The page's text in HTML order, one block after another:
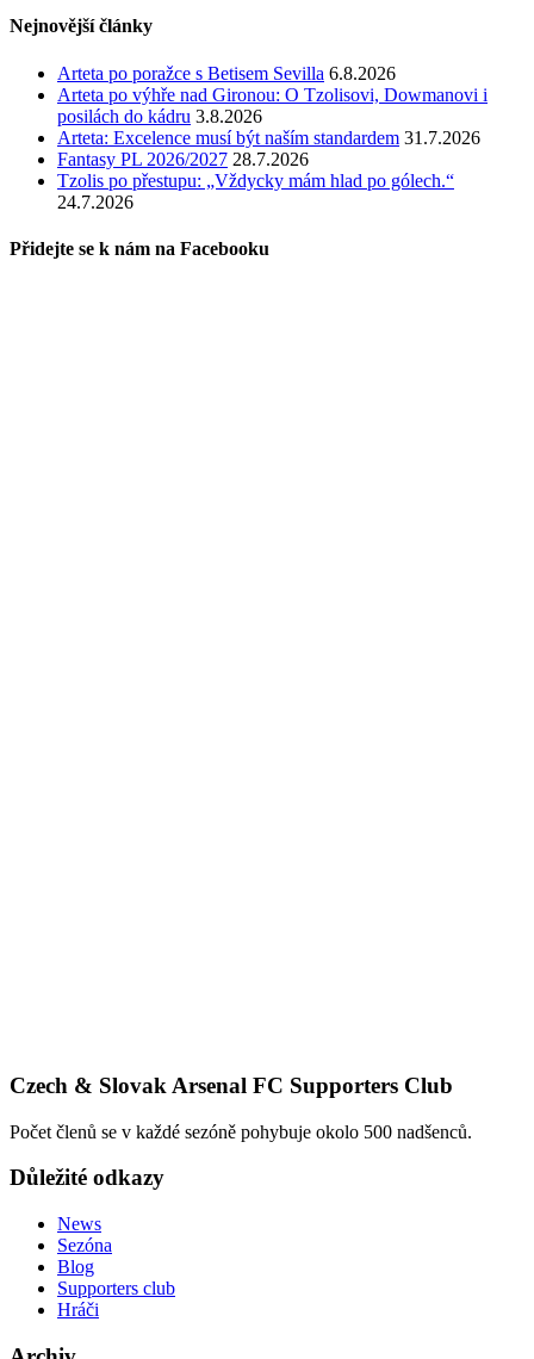
Nejnovější články
Arteta po poražce s Betisem Sevilla 6.8.2026
Arteta po výhře nad Gironou: O Tzolisovi, Dowmanovi i
posilách do kádru 3.8.2026
Arteta: Excelence musí být naším standardem 31.7.2026
Fantasy PL 2026/2027 28.7.2026
Tzolis po přestupu: „Vždycky mám hlad po gólech.“
24.7.2026
Přidejte se k nám na Facebooku
Czech & Slovak Arsenal FC Supporters Club
Počet členů se v každé sezóně pohybuje okolo 500 nadšenců.
Důležité odkazy
News
Sezóna
Blog
Supporters club
Hráči